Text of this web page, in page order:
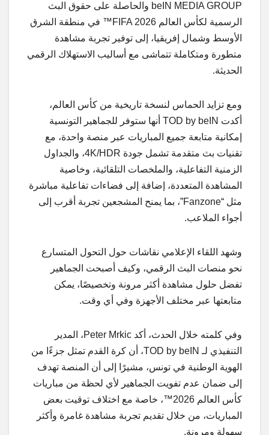
beIN MEDIA GROUP والحاصلة على حقوق البث
الرسمية لكأس العالم FIFA 2026™ في منطقة الشرق
الأوسط وشمال إفريقيا، إلى توفير تجربة مشاهدة
متطورة ومتكاملة تتماشى مع أساليب الاستهلاك الرقمي
الحديثة.
ومع تزايد الحماس لنسخة تاريخية من كأس العالم،
أكدت TOD by beIN أنها ستوفر للجماهير التونسية
إمكانية متابعة جميع المباريات عبر منصة واحدة، مع
تقنيات بث متقدمة تشمل جودة 4K/HDR، والجداول
الزمنية التفاعلية، والملخصات التلقائية، وخاصية
المشاهدة المتعددة، إضافة إلى فضاءات تفاعلية مباشرة
مثل “Fanzone”، بما يمنح المشجعين تجربة أقرب إلى
أجواء الملاعب.
وشهد اللقاء الإعلامي نقاشات حول التحول المتسارع
نحو منصات البث الرقمي، وكيف أصبحت الجماهير
تفضل حلول مشاهدة أكثر مرونة وتخصيصًا، يمكن
متابعتها عبر مختلف الأجهزة وفي أي وقت.
وفي كلمته خلال الحدث، أكد Peter Mrkic، المدير
التنفيذي لـ TOD by beIN، أن كرة القدم تمثل جزءًا من
الهوية الوطنية في تونس، مشيرًا إلى أن المنصة تهدف
إلى ضمان عدم تفويت الجماهير لأي لحظة من مباريات
كأس العالم 2026™، خاصة مع اختلاف توقيت بعض
المباريات، من خلال تقديم تجربة مشاهدة غامرة وأكثر
سهولة ومرونة.